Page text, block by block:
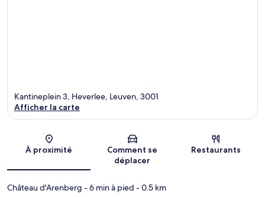
Carte
Kantineplein 3, Heverlee, Leuven, 3001
Afficher la carte
À proximité
Comment se
déplacer
Restaurants
Château d'Arenberg - 6 min à pied - 0.5 km